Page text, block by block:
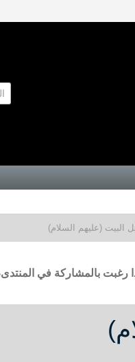
البيت (عليهم السلام)
رغبت بالمشاركة في